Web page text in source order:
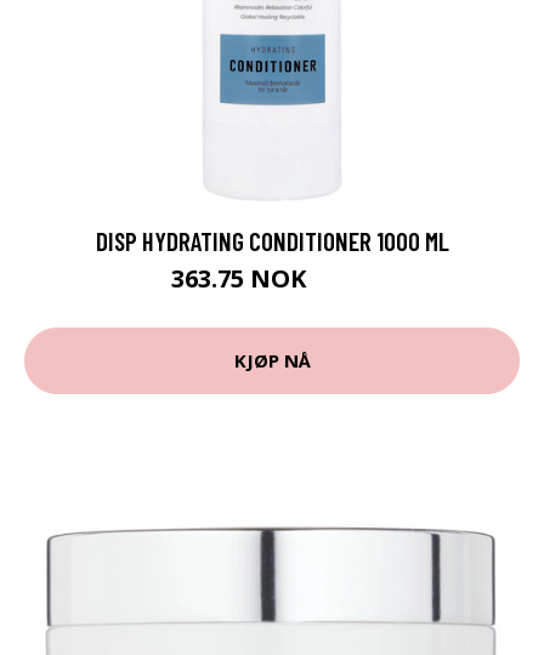
DISP HYDRATING CONDITIONER 1000 ML
363.75 NOK
KJØP NÅ